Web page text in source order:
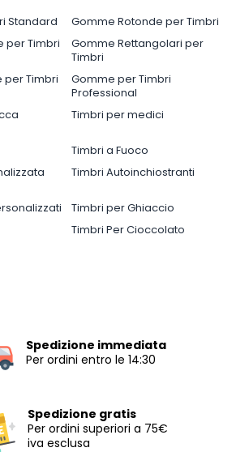
Standard
Gomme Rotonde per Timbri
per Timbri
Gomme Rettangolari per
Timbri
per Timbri
Gomme per Timbri
Professional
Timbri per medici
Timbri a Fuoco
Timbri Autoinchiostranti
Timbri per Ghiaccio
Timbri Per Cioccolato
Spedizione immediata
Per ordini entro le 14:30
Spedizione gratis
Per ordini superiori a 75€
iva esclusa